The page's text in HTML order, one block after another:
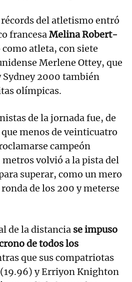
del atletismo entró
francesaMelina Robert-
atleta, con siete
Merlene Ottey, que
Sydney 2000 también
olímpicas.
de la jornada fue, de
que menos de veinticuatro
campeón
volvió a la pista del
superar, como un mero
de los 200 y meterse
de la distancia se impuso
de todos los
que sus compatriotas
y Erriyon Knighton